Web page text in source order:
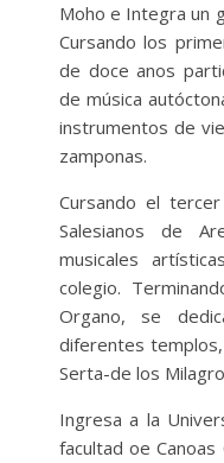
Moho e Integra un
Cursando los
de doce anos
de música
instrumentos de
zamponas.
Cursando el
Salesianos de
musicales
colegio.
Organo, se
diferentes
Serta-de los
Ingresa a la
facultad oe